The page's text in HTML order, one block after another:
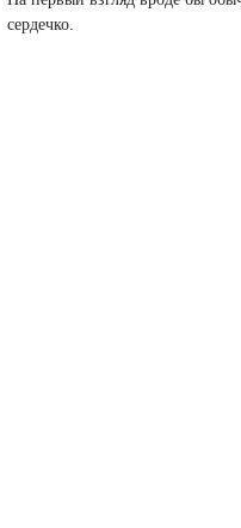
сердечко.